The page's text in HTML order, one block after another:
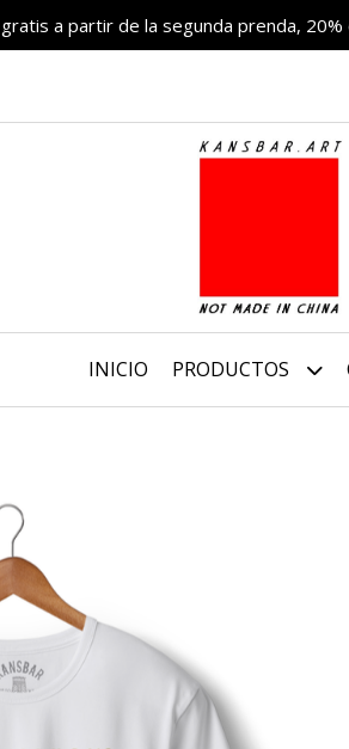
gratis a partir de la segunda prenda,
INICIO PRODUCTOS